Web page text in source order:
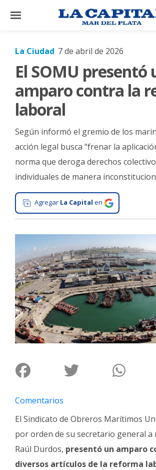
×
El
El
Mundo
La
Zona
Cultura
Tecnología
Gastronomía
Salud
General
La
Ciudad
Deportes
Arte
y
Espectáculos
Cartelera
de
Familia
Clasificados
Fúnebres
La Ciudad 7 de abril de 2026
El SOMU presentó
amparo contra la
laboral
Según informó el gremio de los
acción legal busca “frenar la
norma que deroga derechos
individuales de manera
Agregar La Capital en
Comentarios
El Sindicato de Obreros Marítimos
por orden de su secretario general a
Raúl Durdos, presentó un amparo
diversos artículos de la reforma